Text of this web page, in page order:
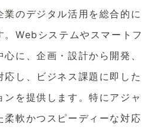
業のデジタル活用を総合的に
。Webシステムやスマートフ
に、企画・設計から開発、
応し、ビジネス課題に即した
ンを提供します。特にアジャ
柔軟かつスピーディーな対応